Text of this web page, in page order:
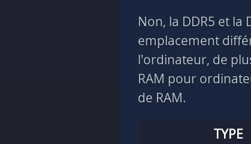
Non, la DDR5 et
emplacement
l'ordinateur, de
RAM pour
de RAM.
TYPE